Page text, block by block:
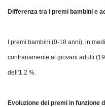
Differenza tra i premi bambini e
I premi bambini (0-18 anni), in
contrariamente ai giovani adulti
dell'1.2 %.
Evoluzione dei premi in funzione